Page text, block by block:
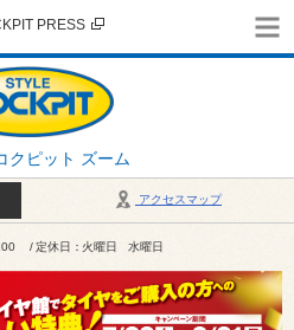
クピット ズーム
PRESS
アクセスマップ
/ 定休日：火曜日 水曜日